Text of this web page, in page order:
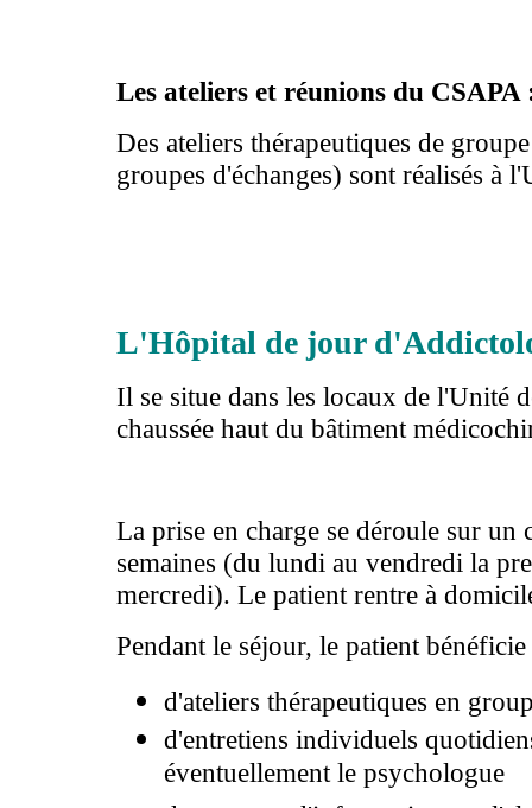
Les ateliers et réunions du CSAPA
Des ateliers thérapeutiques de
groupes d'échanges) sont réalisés à
L'Hôpital de jour
Il se situe dans les locaux de l'Unité
chaussée haut du bâtiment
La prise en charge se déroule sur
semaines (du lundi au vendredi la
mercredi). Le patient rentre à
Pendant le séjour, le patient bénéficie
d'ateliers thérapeutiques en
d'entretiens individuels
éventuellement le psychologue